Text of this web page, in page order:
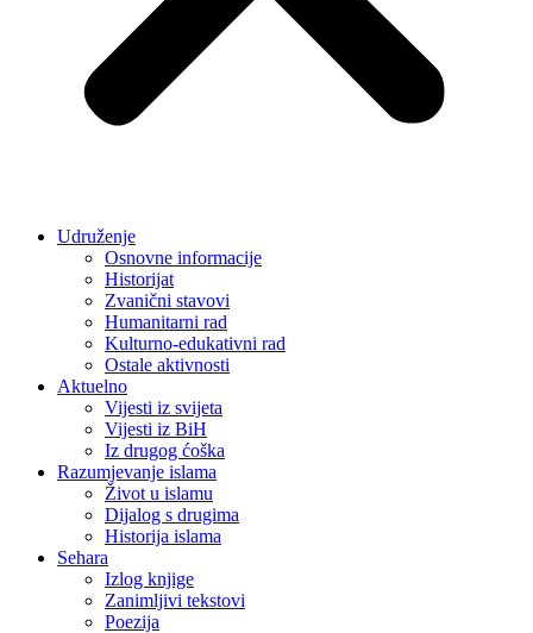
Udruženje
Osnovne informacije
Historijat
Zvanični stavovi
Humanitarni rad
Kulturno-edukativni rad
Ostale aktivnosti
Aktuelno
Vijesti iz svijeta
Vijesti iz BiH
Iz drugog ćoška
Razumjevanje islama
Život u islamu
Dijalog s drugima
Historija islama
Sehara
Izlog knjige
Zanimljivi tekstovi
Poezija